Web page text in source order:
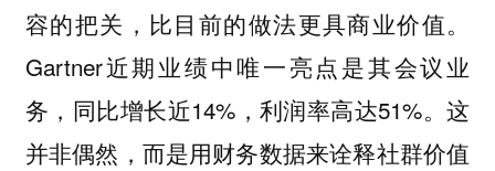
容的把关，比目前的做法更具商业价值。
Gartner近期业绩中唯一亮点是其会议业
务，同比增长近14%，利润率高达51%。这
并非偶然，而是用财务数据来诠释社群价值